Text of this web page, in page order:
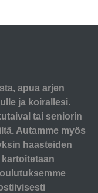
apua arjen
ja koirallesi.
tai seniorin
Autamme myös
haasteiden